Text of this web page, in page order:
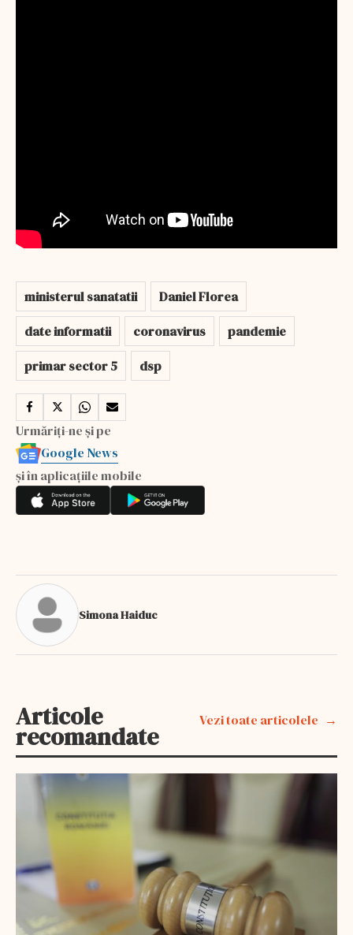
ministerul sanatatii
Daniel Florea
date informatii
coronavirus
pandemie
primar sector 5
dsp
Urmăriți-ne și pe
Google News
și în aplicațiile mobile
Simona Haiduc
Articole
recomandate
Vezi toate articolele